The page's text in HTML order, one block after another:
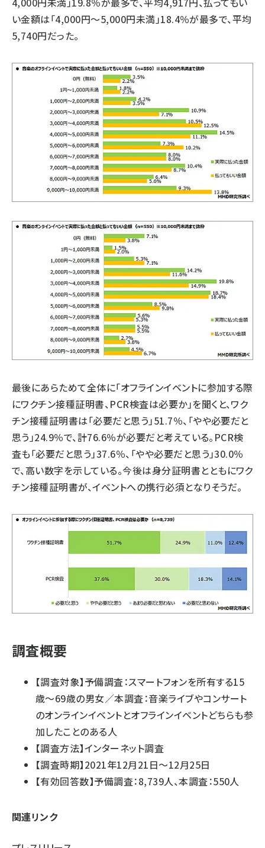
い金額は「4,000円～5,000円未満」18.4％が最多で、平均
5,740円だった。
最後にあらためて全体に「オフラインイベントに参加する際
にワクチン接種証明書、PCR検査は必要か」を聞くと、ワク
チン接種証明書は「必要だと思う」51.7％、「やや必要だと
思う」24.9％で、計76.6％が必要だと考えている。PCR検
査も「必要だと思う」37.6％、「やや必要だと思う」30.0％
で、高い数字を示している。今後は身分証明書とともにワク
チン接種証明書が、イベントへの携行必須となりそうだ。
調査概要
【調査対象】予備調査：スマートフォンを所有する15
歳～69歳の男女／本調査：音楽ライブやコンサート
のオンラインイベントとオフラインイベントどちらも参
加したことのある人
【調査方法】インターネット調査
【調査時期】2021年12月21日～12月25日
【有効回答数】予備調査：8,739人、本調査：550人
関連リンク